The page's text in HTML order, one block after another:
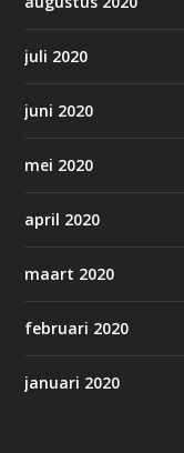
juli 2020
juni 2020
mei 2020
april 2020
maart 2020
februari 2020
januari 2020